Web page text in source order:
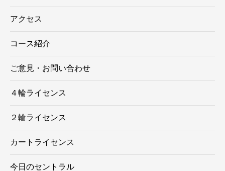
アクセス
コース紹介
ご意見・お問い合わせ
４輪ライセンス
２輪ライセンス
カートライセンス
今日のセントラル